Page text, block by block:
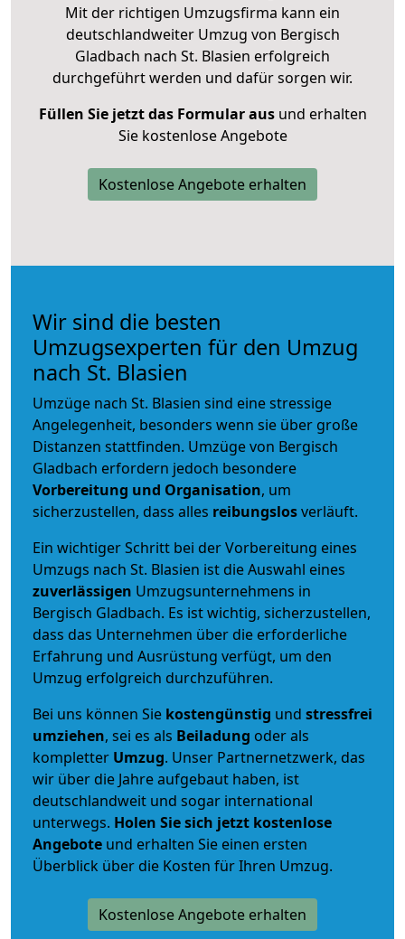
Mit der richtigen Umzugsfirma kann ein
deutschlandweiter Umzug von Bergisch
Gladbach nach St. Blasien erfolgreich
durchgeführt werden und dafür sorgen wir.
Füllen Sie jetzt das Formular ausund erhalten
Sie kostenlose Angebote
Kostenlose Angebote erhalten
Wir sind die besten
Umzugsexperten für den Umzug
nach St. Blasien
Umzüge nach St. Blasien sind eine stressige
Angelegenheit, besonders wenn sie über große
Distanzen stattfinden. Umzüge von Bergisch
Gladbach erfordern jedoch besondere
Vorbereitung und Organisation, um
sicherzustellen, dass alles reibungslosverläuft.
Ein wichtiger Schritt bei der Vorbereitung eines
Umzugs nach St. Blasien ist die Auswahl eines
zuverlässigen Umzugsunternehmens in
Bergisch Gladbach. Es ist wichtig, sicherzustellen,
dass das Unternehmen über die erforderliche
Erfahrung und Ausrüstung verfügt, um den
Umzug erfolgreich durchzuführen.
Bei uns können Sie kostengünstig und stressfrei
umziehen, sei es als Beiladung oder als
kompletter Umzug. Unser Partnernetzwerk, das
wir über die Jahre aufgebaut haben, ist
deutschlandweit und sogar international
unterwegs. Holen Sie sich jetzt kostenlose
Angebote und erhalten Sie einen ersten
Überblick über die Kosten für Ihren Umzug.
Kostenlose Angebote erhalten